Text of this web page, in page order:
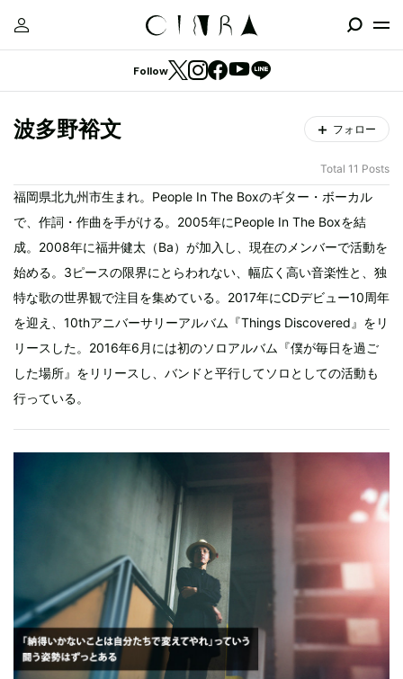
Follow
波多野裕文 フォロー
Total 11 Posts
福岡県北九州市生まれ。People In The Boxのギター・ボーカル
で、作詞・作曲を手がける。2005年にPeople In The Boxを結
成。2008年に福井健太（Ba）が加入し、現在のメンバーで活動を
始める。3ピースの限界にとらわれない、幅広く高い音楽性と、独
特な歌の世界観で注目を集めている。2017年にCDデビュー10周年
を迎え、10thアニバーサリーアルバム『Things Discovered』をリ
リースした。2016年6月には初のソロアルバム『僕が毎日を過ご
した場所』をリリースし、バンドと平行してソロとしての活動も
行っている。